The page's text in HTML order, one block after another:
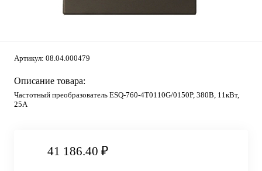
Артикул: 08.04.000479
Описание товара:
Частотный преобразователь ESQ-760-4T0110G/0150P, 380В, 11кВт,
25А
41 186.40 ₽